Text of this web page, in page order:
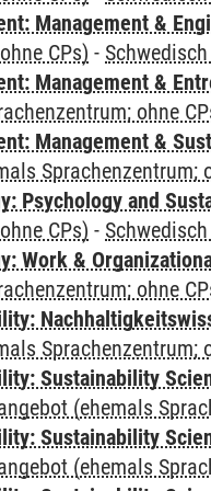
Management &
CPs) - Schwedisch
Management &
ohne
Management &
Sprachenzentrum;
Psychology and
CPs) - Schwedisch
Work &
ohne
Sprachenzentrum;
Sustainability
(ehemals
Sustainability
(ehemals